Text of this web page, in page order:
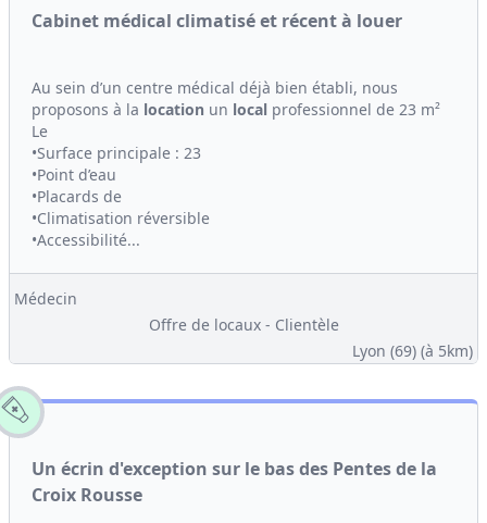
Cabinet médical climatisé et récent à louer
Au sein d’un centre médical déjà bien établi, nous
proposons à la location un local professionnel de 23 m²
Le
•Surface principale : 23
•Point d’eau
•Placards de
•Climatisation réversible
•Accessibilité...
Médecin
Offre de locaux - Clientèle
Lyon (69) (à 5km)
Un écrin d'exception sur le bas des Pentes de la
Croix Rousse